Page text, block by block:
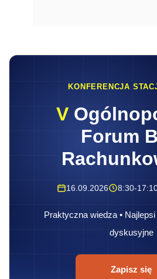
KONFERENCJA
V
Forum
16.09.2026 8:30-
Praktyczna wiedza • Najlepsi
dyskusyjne
Zapisz się